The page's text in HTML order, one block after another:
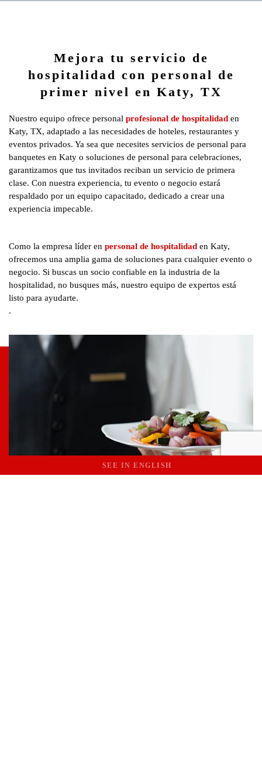
Mejora tu servicio de
hospitalidad con personal de
primer nivel en Katy, TX
Nuestro equipo ofrece personal profesional de hospitalidad en
Katy, TX, adaptado a las necesidades de hoteles, restaurantes y
eventos privados. Ya sea que necesites servicios de personal para
banquetes en Katy o soluciones de personal para celebraciones,
garantizamos que tus invitados reciban un servicio de primera
clase. Con nuestra experiencia, tu evento o negocio estará
respaldado por un equipo capacitado, dedicado a crear una
experiencia impecable.
Como la empresa líder en personal de hospitalidad en Katy,
ofrecemos una amplia gama de soluciones para cualquier evento o
negocio. Si buscas un socio confiable en la industria de la
hospitalidad, no busques más, nuestro equipo de expertos está
listo para ayudarte.
.
SEE IN ENGLISH